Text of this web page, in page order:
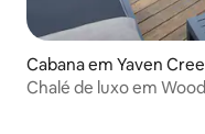
Cabana em Yaven
Chalé de luxo em